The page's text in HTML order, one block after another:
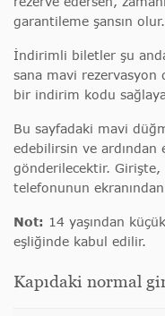
garantileme şansın olur.
İndirimli biletler şu
sana mavi rezervasyon
bir indirim kodu
Bu sayfadaki mavi
edebilirsin ve ardından
gönderilecektir. Girişte,
telefonunun
Not: 14 yaşından
eşliğinde kabul edilir.
Kapıdaki normal